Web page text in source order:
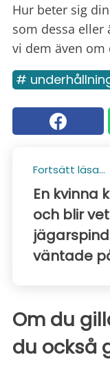
Hur beter sig
som dessa eller
vi dem även om
#
Fortsätt läsa...
En kvinna
och blir
väntade
Om du
du också